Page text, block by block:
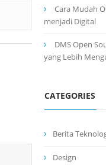
Cara Mudah
menjadi Digital
DMS Open
yang Lebih
CATEGORIES
Berita
Design